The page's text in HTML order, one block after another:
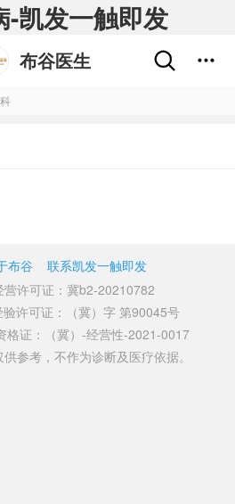
-凯发一触即发
布谷医生
布谷
联系凯发一触即发
营许可证：冀b2-20210782
许可证：（冀）字 第90045号
格证：（冀）-经营性-2021-0017
参考，不作为诊断及医疗依据。